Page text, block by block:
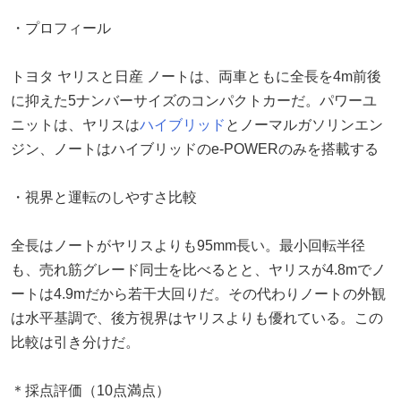
・プロフィール
トヨタ ヤリスと日産 ノートは、両車ともに全長を4m前後
に抑えた5ナンバーサイズのコンパクトカーだ。パワーユ
ニットは、ヤリスはハイブリッド とノーマルガソリンエン
ジン、ノートはハイブリッドのe-POWERのみを搭載する
・視界と運転のしやすさ比較
全長はノートがヤリスよりも95mm長い。最小回転半径
も、売れ筋グレード同士を比べるとと、ヤリスが4.8mでノ
ートは4.9mだから若干大回りだ。その代わりノートの外観
は水平基調で、後方視界はヤリスよりも優れている。この
比較は引き分けだ。
＊採点評価（10点満点）